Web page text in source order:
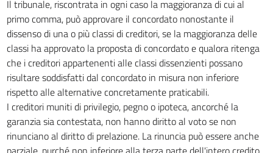
Il tribunale, riscontrata in ogni caso la maggioranza di cui al
primo comma, può approvare il concordato nonostante il
dissenso di una o più classi di creditori, se la maggioranza delle
classi ha approvato la proposta di concordato e qualora ritenga
che i creditori appartenenti alle classi dissenzienti possano
risultare soddisfatti dal concordato in misura non inferiore
rispetto alle alternative concretamente praticabili.
I creditori muniti di privilegio, pegno o ipoteca, ancorché la
garanzia sia contestata, non hanno diritto al voto se non
rinunciano al diritto di prelazione. La rinuncia può essere anche